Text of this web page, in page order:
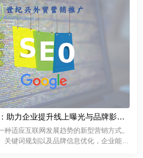
助力企业提升线上曝光与品牌影响
种适应互联网发展趋势的新型营销方式。
关键词规划以及品牌信息优化，企业能够